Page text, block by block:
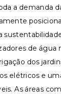
a demanda
de
dos
elétricos e
As áreas